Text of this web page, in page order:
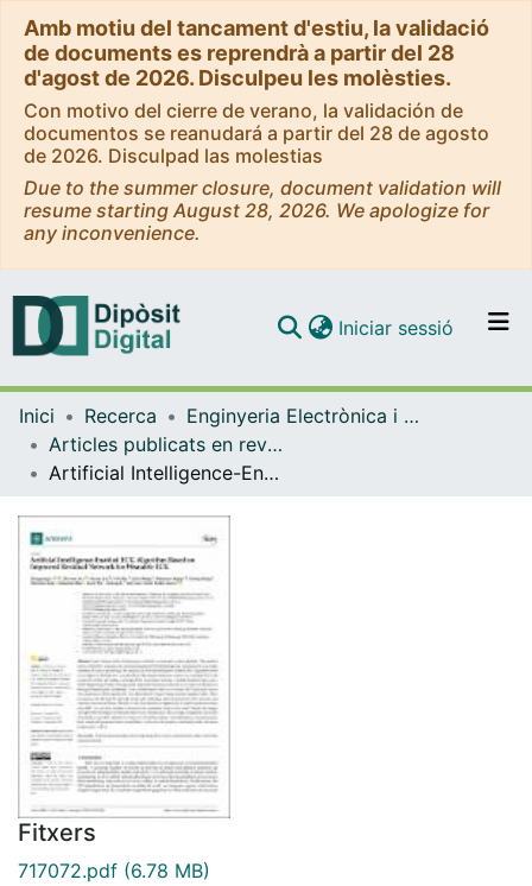
Amb motiu del tancament d'estiu, la validació
de documents es reprendrà a partir del 28
d'agost de 2026. Disculpeu les molèsties.
Con motivo del cierre de verano, la validación de
documentos se reanudará a partir del 28 de agosto
de 2026. Disculpad las molestias
Due to the summer closure, document validation will
resume starting August 28, 2026. We apologize for
any inconvenience.
Navega per tot el DD
Com publicar
Iniciar sessió (current)
Inici Recerca
Enginyeria Electrònica i Biomèdica
Articles publicats en revistes (Enginyeria Electrònica i Biomèdica)
Artificial Intelligence-Enabled ECG Algorithm Based on Improved Residual Network for Wearable ECG
Fitxers
717072.pdf (6.78 MB)